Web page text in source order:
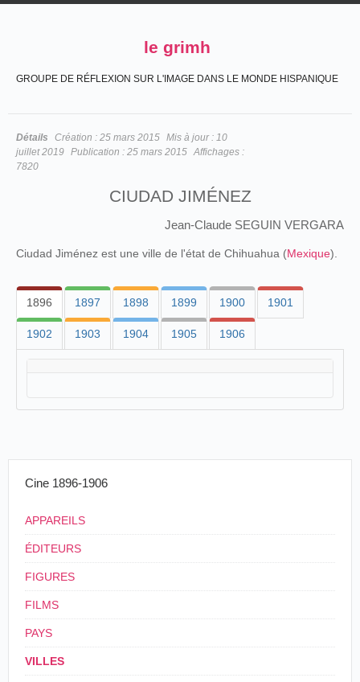
le grimh
GROUPE DE RÉFLEXION SUR L'IMAGE DANS LE MONDE HISPANIQUE
Détails Création : 25 mars 2015 Mis à jour : 10
juillet 2019 Publication : 25 mars 2015 Affichages :
7820
CIUDAD JIMÉNEZ
Jean-Claude SEGUIN VERGARA
Ciudad Jiménez est une ville de l'état de Chihuahua (Mexique).
1896 1897 1898 1899 1900 1901
1902 1903 1904 1905 1906
Cine 1896-1906
APPAREILS
ÉDITEURS
FIGURES
FILMS
PAYS
VILLES